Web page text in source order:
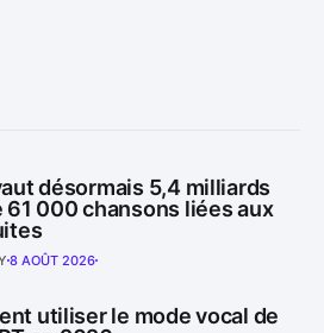
désormais 5,4 milliards
61 000 chansons liées aux
8 AOÛT 2026
utiliser le mode vocal de